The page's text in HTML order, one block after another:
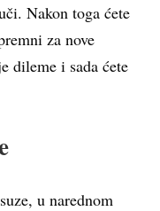
Nakon toga ćete
za nove
dileme i sada ćete
u narednom